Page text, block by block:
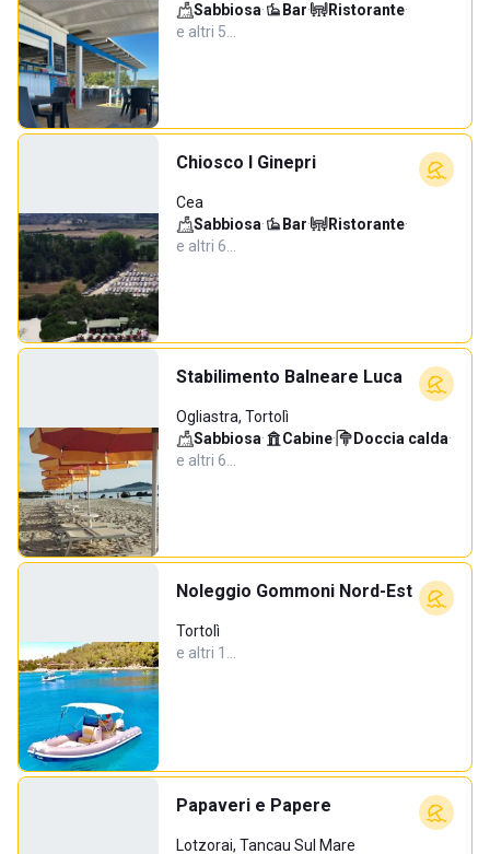
Sabbiosa· Bar· Ristorante·
e altri 5…
Chiosco I Ginepri
Cea
Sabbiosa· Bar· Ristorante·
e altri 6…
Stabilimento Balneare Luca
Ogliastra, Tortolì
Sabbiosa· Cabine· Doccia calda·
e altri 6…
Noleggio Gommoni Nord-Est
Tortolì
e altri 1…
Papaveri e Papere
Lotzorai, Tancau Sul Mare